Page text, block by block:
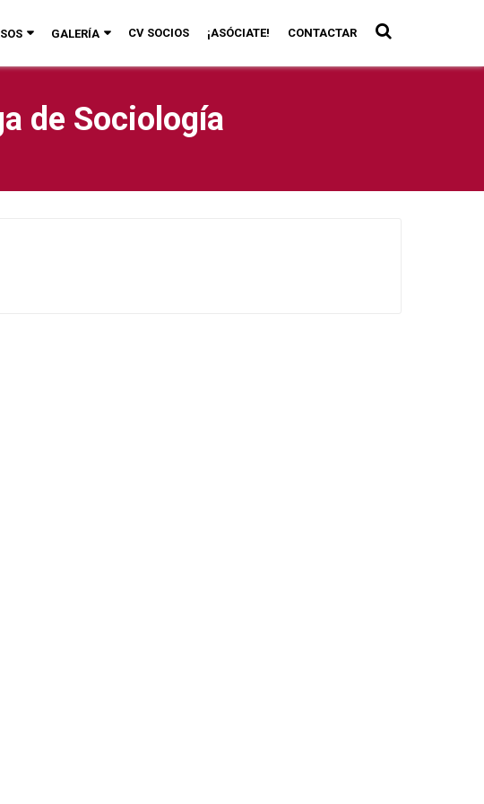
GALERÍA CV SOCIOS ¡ASÓCIATE! CONTACTAR
de Sociología